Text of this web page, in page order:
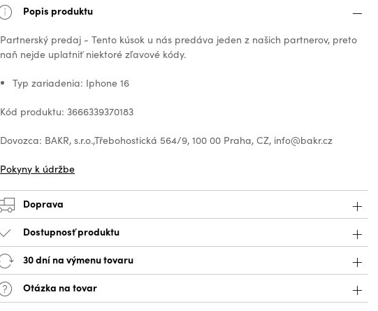
Popis produktu
Partnerský predaj - Tento kúsok u nás predáva jeden z našich partnerov, preto
naň nejde uplatniť niektoré zľavové kódy.
Typ zariadenia: Iphone 16
Kód produktu: 3666339370183
Dovozca: BAKR, s.r.o.,Třebohostická 564/9, 100 00 Praha, CZ, info@bakr.cz
Pokyny k údržbe
Doprava
Dostupnosť produktu
30 dní na výmenu tovaru
Otázka na tovar